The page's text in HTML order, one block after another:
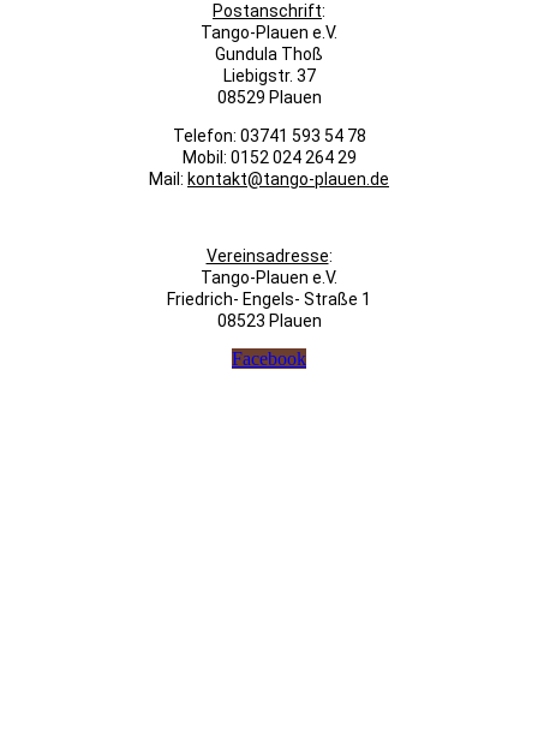
Postanschrift:
Tango-Plauen e.V.
Gundula Thoß
Liebigstr. 37
08529 Plauen
Telefon: 03741 593 54 78
Mobil: 0152 024 264 29
Mail: kontakt@tango-plauen.de
Vereinsadresse:
Tango-Plauen e.V.
Friedrich- Engels- Straße 1
08523 Plauen
Facebook